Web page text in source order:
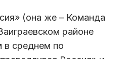
(она же – Команда
районе
в среднем по